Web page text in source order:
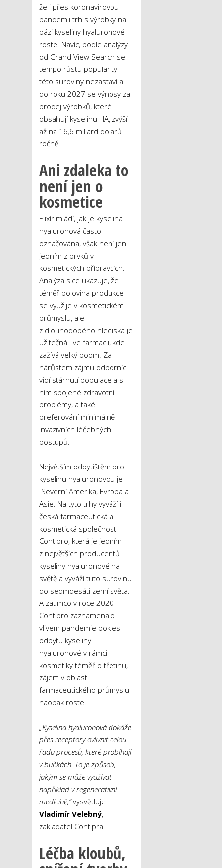
že i přes koronavirovou
pandemii trh s výrobky na
bázi kyseliny hyaluronové
roste. Navíc, podle analýzy
od Grand View Search se
tempo růstu popularity
této suroviny nezastaví a
do roku 2027 se výnosy za
prodej výrobků, které
obsahují kyselinu HA, zvýší
až na 16,6 miliard dolarů
ročně.
Ani zdaleka to
není jen o
kosmetice
Elixír mládí, jak je kyselina
hyaluronová často
označována, však není jen
jedním z prvků v
kosmetických přípravcích.
Analýza sice ukazuje, že
téměř polovina produkce
se využije v kosmetickém
průmyslu, ale
z dlouhodobého hlediska je
užitečná i ve farmacii, kde
zažívá velký boom. Za
nárůstem zájmu odborníci
vidí stárnutí populace a s
ním spojené zdravotní
problémy, a také
preferování minimálně
invazivních léčebných
postupů.
Největším odbytištěm pro
kyselinu hyaluronovou je
Severní Amerika, Evropa a
Asie. Na tyto trhy vyváží i
česká farmaceutická a
kosmetická společnost
Contipro, která je jedním
z největších producentů
kyseliny hyaluronové na
světě a vyváží tuto surovinu
do sedmdesáti zemí světa.
A zatímco v roce 2020
Contipro zaznamenalo
vlivem pandemie pokles
odbytu kyseliny
hyaluronové v rámci
kosmetiky téměř o třetinu,
zájem v oblasti
farmaceutického průmyslu
naopak roste.
„Kyselina hyaluronová dokáže
přes receptory ovlivnit celou
řadu procesů, které probíhají
v buňkách. To je způsob,
jakým se může využívat
například v regenerativní
medicíně,“vysvětluje
Vladimír Velebný,
zakladatel Contipra.
Léčba kloubů,